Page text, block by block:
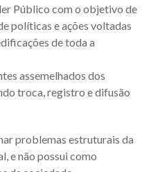
Público com o objetivo de
políticas e ações voltadas
de toda a
assemelhados dos
troca, registro e difusão
problemas estruturais da
e não possui como